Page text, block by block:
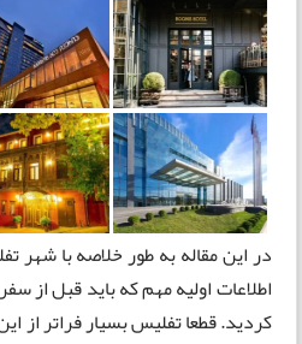
در این مقاله به طور خلاصه با
اطلاعات اولیه مهم که باید قبل از
کردید. قطعا تفلیس بسیار فراتر از